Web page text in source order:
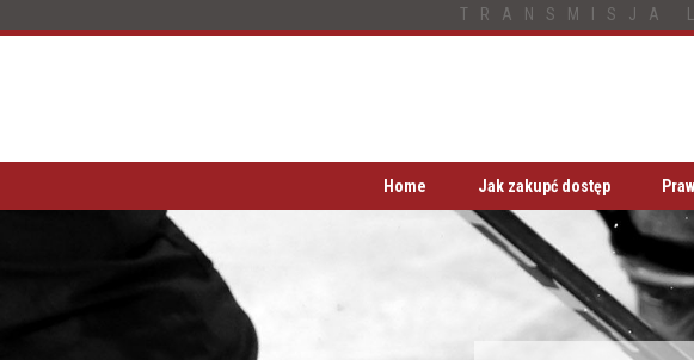
TRANSMISJA
Home Jak zakupć dostęp